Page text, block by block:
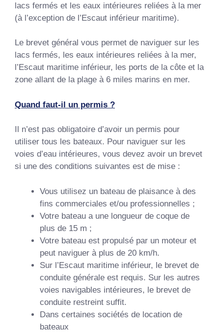
lacs fermés et les eaux intérieures reliées à la mer
(à l’exception de l’Escaut inférieur maritime).
Le brevet général vous permet de naviguer sur les
lacs fermés, les eaux intérieures reliées à la mer,
l’Escaut maritime inférieur, les ports de la côte et la
zone allant de la plage à 6 miles marins en mer.
Quand faut-il un permis ?
Il n’est pas obligatoire d’avoir un permis pour
utiliser tous les bateaux. Pour naviguer sur les
voies d’eau intérieures, vous devez avoir un brevet
si une des conditions suivantes est de mise :
Vous utilisez un bateau de plaisance à des
fins commerciales et/ou professionnelles ;
Votre bateau a une longueur de coque de
plus de 15 m ;
Votre bateau est propulsé par un moteur et
peut naviguer à plus de 20 km/h.
Sur l’Escaut maritime inférieur, le brevet de
conduite générale est requis. Sur les autres
voies navigables intérieures, le brevet de
conduite restreint suffit.
Dans certaines sociétés de location de
bateaux